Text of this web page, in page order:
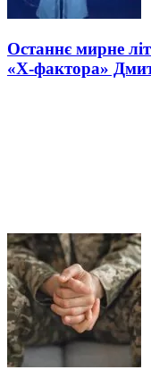
Останнє мирне
«Х-фактора»